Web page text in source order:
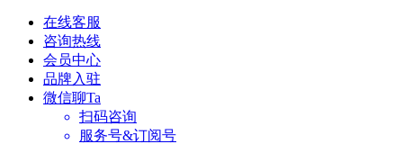
在线客服
咨询热线
会员中心
品牌入驻
微信聊Ta
扫码咨询
服务号&订阅号